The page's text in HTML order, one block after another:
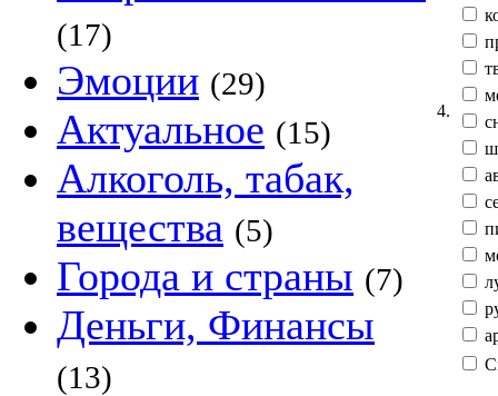
(17)
Эмоции (29)
Актуальное (15)
Алкоголь, табак,
вещества (5)
Города и страны (7)
Деньги, Финансы
(13)
4.